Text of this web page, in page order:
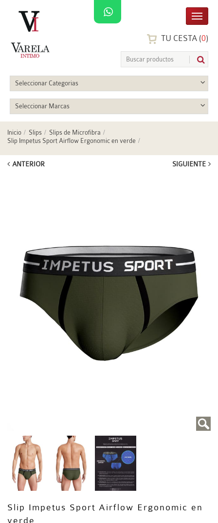
TU CESTA (0)
Seleccionar Categorias
Seleccionar Marcas
Inicio Slips
Slips de Microfibra
Slip Impetus Sport Airflow Ergonomic en verde
ANTERIOR SIGUIENTE
Slip Impetus Sport Airflow Ergonomic en
verde